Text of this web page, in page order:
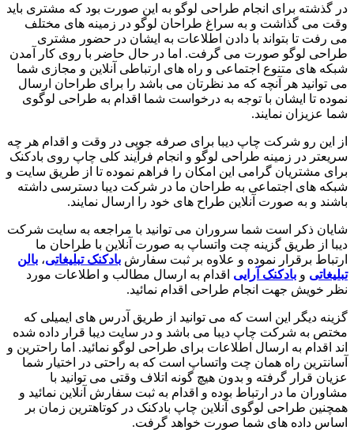
در گذشته برای انجام طراحی لوگو به این صورت بود که مشتری باید
وقت می گذاشت و به سراغ طراحان لوگو در زمینه های مختلف
می رفت تا بتواند با دادن اطلاعات به ایشان در حضور مشتری
طراحی لوگو صورت می گرفت. اما در حال حاضر با روی کار آمدن
شبکه های متنوع اجتماعی و راه های ارتباطی آنلاین و مجازی شما
می توانید هر آنچه که مد نظرتان می باشد را برای طراحان ارسال
نموده تا ایشان با توجه به درخواست شما اقدام به طراحی لوگوی
شما عزیزان نمایند.
از این رو شرکت چاپ دیبا برای صرفه جویی در وقت و اقدام هر چه
سریعتر در زمینه طراحی لوگو و انجام فرآیند کلی چاپ روی بادکنک
برای مشتریان گرامی این امکان را فراهم نموده تا از طریق سایت و
شبکه های اجتماعی به طراحان ما در شرکت دیبا دسترسی داشته
باشند و به صورت آنلاین طراح های خود را ارسال نمایند.
شایان ذکر است شما سروران می توانید با مراجعه به سایت شرکت
دیبا از طریق گزینه چت واتساپ به صورت آنلاین با طراحان ما
ارتباط برقرار نموده و علاوه بر ثبت سفارش بادکنک تبلیغاتی، بالن
تبلیغاتی و بادکنک آرایی اقدام به ارسال مطالب و اطلاعات مورد
نظر خویش جهت انجام طراحی اقدام نمائید.
گزینه دیگر این است که می توانید از طریق آدرس های ایمیلی که
مختص به شرکت چاپ دیبا می باشد و در سایت دیبا قرار داده شده
اند اقدام به ارسال اطلاعات برای طراحی لوگو نمائید. اما راحترین و
آسانترین راه همان چت واتساپ است که به راحتی در اختیار شما
عزیان قرار گرفته و بدون هیچ گونه اتلاف وقتی می توانید با
مشاوران ما در ارتباط بوده و اقدام به ثبت سفارش آنلاین نمائید و
همچنین طراحی لوگوی آنلاین چاپ بادکنک در کوتاهترین زمان بر
اساس داده های شما صورت خواهد گرفت.